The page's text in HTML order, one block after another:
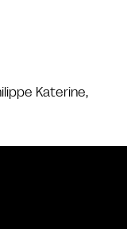
Katerine,